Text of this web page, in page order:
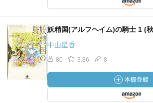
妖精国(アルフヘイム)の騎士 1 (
中山星香
80 3.86 8